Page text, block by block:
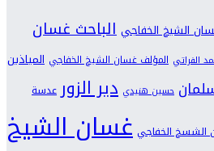
الشيخ الخفاجي الباحث غسان
الفراتي المؤلف غسان الشيخ الخفاجي المياذين
حسين هنيدي دير الزور عدسة
الشسخ الخفاجي غسان الشيخ